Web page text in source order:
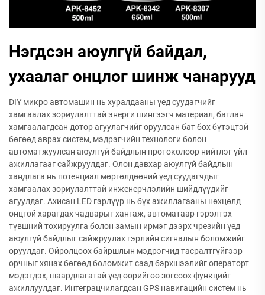
Нэгдсэн аюулгүй байдал,
ухаалаг онцлог шинж чанарууд
DIY микро автомашин нь хуралдааны үед суудагчийг
хамгаалах зориулалттай энерги шингээгч материал, батлан
хамгаалагдсан дотор агуулагчийг оруулсан бат бөх бүтэцтэй
бөгөөд аврах систем, мэдрэгчийн технологи болон
автоматжуулсан аюулгүй байдлын протоколоор нийтлэг үйл
ажиллагааг сайжруулдаг. Олон давхар аюулгүй байдлын
хандлага нь потенциал мөргөлдөөний үед суудагчдыг
хамгаалах зориулалттай инженерчлэлийн шийдлүүдийг
агуулдаг. Ахисан LED гэрлүүр нь бүх ажиллагааны нөхцөлд
онцгой харагдах чадварыг хангаж, автоматаар гэрэлтэх
түвшний тохируулга болон замын ирмэг дээрх чрезийн үед
аюулгүй байдлыг сайжруулах гэрлийн сигналын боломжийг
оруулдаг. Ойролцоох байршлын мэдрэгчид тасралтгүйгээр
орчныг хянах бөгөөд боломжит саад бэрхшээлийг операторт
мэдэгдэх, шаардлагатай үед өөрийгөө зогсоох функцийг
ажиллуулдаг. Интеграцчилагдсан GPS навигацийн систем нь